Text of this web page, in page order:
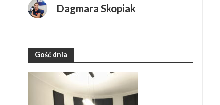
Dagmara Skopiak
Gość dnia